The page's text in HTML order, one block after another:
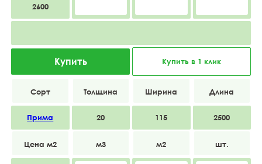
2600
Купить Купить в 1 клик
Прима 20 115 2500